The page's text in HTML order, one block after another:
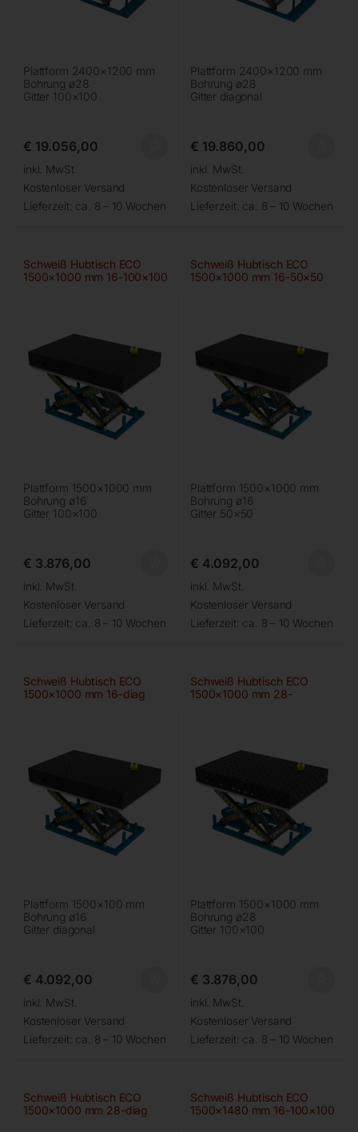
Plattform 2400×1200 mm
Bohrung ø28
Gitter 100×100
€ 19.056,00
inkl. MwSt.
Kostenloser Versand
Lieferzeit: ca. 8 – 10 Wochen
Plattform 2400×1200 mm
Bohrung ø28
Gitter diagonal
€ 19.860,00
inkl. MwSt.
Kostenloser Versand
Lieferzeit: ca. 8 – 10 Wochen
Schweiß Hubtisch ECO
1500×1000 mm 16-100×100
Plattform 1500×1000 mm
Bohrung ø16
Gitter 100×100
€ 3.876,00
inkl. MwSt.
Kostenloser Versand
Lieferzeit: ca. 8 – 10 Wochen
Schweiß Hubtisch ECO
1500×1000 mm 16-50×50
Plattform 1500×1000 mm
Bohrung ø16
Gitter 50×50
€ 4.092,00
inkl. MwSt.
Kostenloser Versand
Lieferzeit: ca. 8 – 10 Wochen
Schweiß Hubtisch ECO
1500×1000 mm 16-diag
Plattform 1500×100 mm
Bohrung ø16
Gitter diagonal
€ 4.092,00
inkl. MwSt.
Kostenloser Versand
Lieferzeit: ca. 8 – 10 Wochen
Schweiß Hubtisch ECO
1500×1000 mm 28-
Plattform 1500×1000 mm
Bohrung ø28
Gitter 100×100
€ 3.876,00
inkl. MwSt.
Kostenloser Versand
Lieferzeit: ca. 8 – 10 Wochen
Schweiß Hubtisch ECO
1500×1000 mm 28-diag
Schweiß Hubtisch ECO
1500×1480 mm 16-100×100